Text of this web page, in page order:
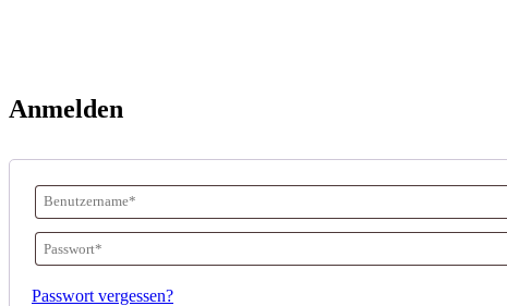
Anmelden
Benutzername
oder
E-
Passwort*
Passwort vergessen?